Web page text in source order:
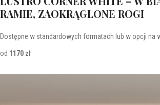
RAMIE, ZAOKRĄGLONE ROGI
Dostępne w standardowych formatach lub w opcji na
od 1170 zł